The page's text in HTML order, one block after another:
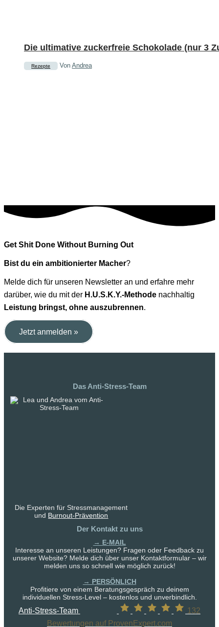
Die ultimative zuckerfreie Schokolade (nur 3
Rezepte VonAndrea
Get Shit Done Without Burning Out
Bist du ein ambitionierter Macher?
Melde dich für unseren Newsletter an und erfahre mehr
darüber, wie du mit der H.U.S.K.Y.-Methode nachhaltig
Leistung bringst, ohne auszubrennen.
Jetzt anmelden »
Das Anti-Stress-Team
Die Experten für Stressmanagement
und Burnout-Prävention
Der Kontakt zu uns
→ E-MAIL
Interesse an unseren Leistungen? Fragen oder Feedback zu
unserer Website? Melde dich über unser Kontaktformular – wir
melden uns so schnell wie möglich zurück!
→ PERSÖNLICH
Profitiere von einem Beratungsgespräch zu deinem
individuellen Stress-Level – kostenlos und unverbindlich.
Anti-Stress-Team
132
Bewertungen auf ProvenExpert.com